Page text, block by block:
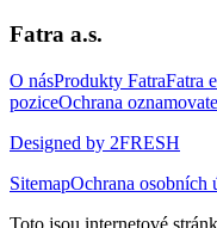
Fatra a.s.
O násProdukty FatraFatra
poziceOchrana
Designed by 2FRESH
SitemapOchrana osobních
Toto jsou internetové